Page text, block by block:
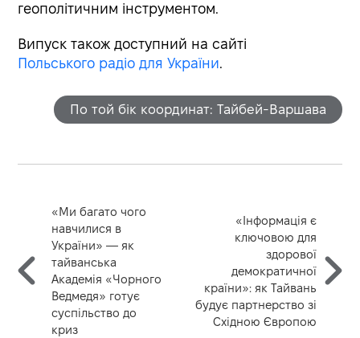
геополітичним інструментом.
Випуск також доступний на сайті
Польського радіо для України.
По той бік координат: Тайбей-Варшава
«Ми багато чого
навчилися в
України» — як
тайванська
Академія «Чорного
Ведмедя» готує
суспільство до
криз
«Інформація є
ключовою для
здорової
демократичної
країни»: як Тайвань
будує партнерство зі
Східною Європою